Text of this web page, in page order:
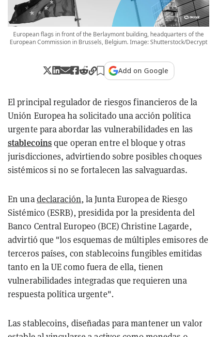
European flags in front of the Berlaymont building, headquarters of the
European Commission in Brussels, Belgium. Image: Shutterstock/Decrypt
Add on Google
El principal regulador de riesgos financieros de la
Unión Europea ha solicitado una acción política
urgente para abordar las vulnerabilidades en las
stablecoinsque operan entre el bloque y otras
jurisdicciones, advirtiendo sobre posibles choques
sistémicos si no se fortalecen las salvaguardas.
En unadeclaración, la Junta Europea de Riesgo
Sistémico (ESRB), presidida por la presidenta del
Banco Central Europeo (BCE) Christine Lagarde,
advirtió que "los esquemas de múltiples emisores de
terceros países, con stablecoins fungibles emitidas
tanto en la UE como fuera de ella, tienen
vulnerabilidades integradas que requieren una
respuesta política urgente".
Las stablecoins, diseñadas para mantener un valor